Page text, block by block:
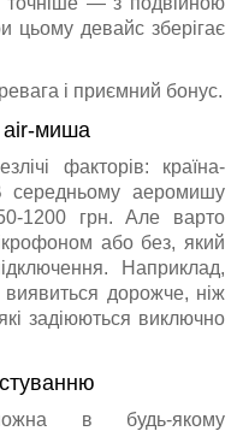
цьому девайс зберігає
і приємний бонус.
air-миша
факторів: країна-
середньому аеромишу
1200 грн. Але варто
або без, який
Наприклад,
дорожче, ніж
задіюються виключно
в будь-якому